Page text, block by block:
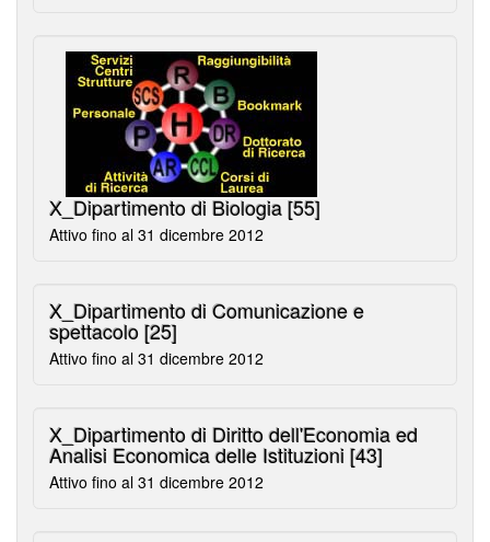
X_Dipartimento di Biologia[55]
Attivo fino al 31 dicembre 2012
X_Dipartimento di Comunicazione e
spettacolo[25]
Attivo fino al 31 dicembre 2012
X_Dipartimento di Diritto dell'Economia ed
Analisi Economica delle Istituzioni [43]
Attivo fino al 31 dicembre 2012